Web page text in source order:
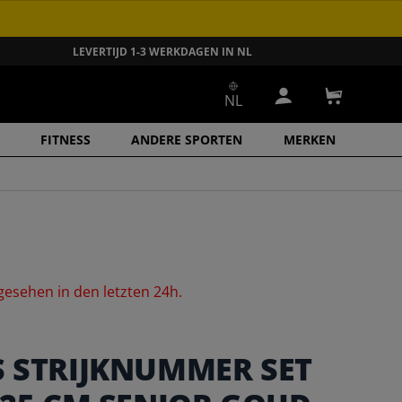
LEVERTIJD 1-3 WERKDAGEN IN NL
FITNESS ANDERE SPORTEN MERKEN
NL Inloggen
in den letzten24h.
STRIJKNUMMER SET